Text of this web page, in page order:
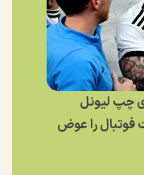
چپ لیونل
فوتبال را عوض